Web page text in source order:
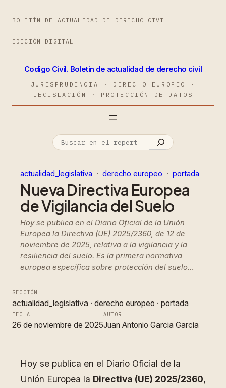
BOLETÍN DE ACTUALIDAD DE DERECHO CIVIL
EDICIÓN DIGITAL
Codigo Civil. Boletin de actualidad de derecho civil
JURISPRUDENCIA · DERECHO EUROPEO ·
LEGISLACIÓN · PROTECCIÓN DE DATOS
actualidad_legislativa
  ·
derecho europeo
  ·
portada
Nueva Directiva Europea
de Vigilancia del Suelo
Hoy se publica en el Diario Oficial de la Unión
Europea la Directiva (UE) 2025/2360, de 12 de
noviembre de 2025, relativa a la vigilancia y la
resiliencia del suelo. Es la primera normativa
europea específica sobre protección del suelo…
SECCIÓN
actualidad_legislativa · derecho europeo · portada
FECHA
26 de noviembre de 2025
AUTOR
Juan Antonio Garcia Garcia
Hoy se publica en el Diario Oficial de la
Unión Europea la Directiva (UE) 2025/2360,